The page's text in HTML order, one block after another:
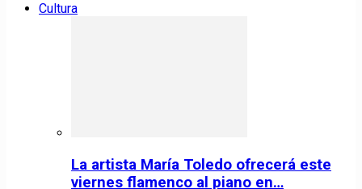
Cultura
La artista María Toledo ofrecerá este
viernes flamenco al piano en…